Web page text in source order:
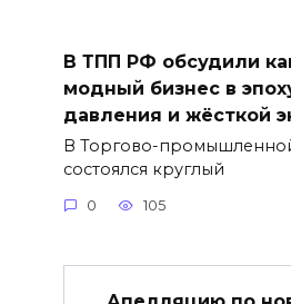
В ТПП РФ обсудили
модный бизнес в
давления и жёсткой
В Торгово-
состоялся круглый
0 105